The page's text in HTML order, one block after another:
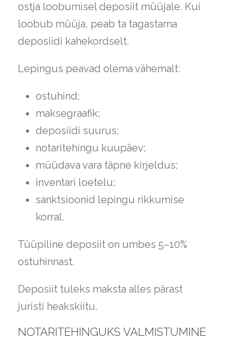
ostja loobumisel deposiit müüjale. Kui
loobub müüja, peab ta tagastama
deposiidi kahekordselt.
Lepingus peavad olema vähemalt:
ostuhind;
maksegraafik;
deposiidi suurus;
notaritehingu kuupäev;
müüdava vara täpne kirjeldus;
inventari loetelu;
sanktsioonid lepingu rikkumise
korral.
Tüüpiline deposiit on umbes 5–10%
ostuhinnast.
Deposiit tuleks maksta alles pärast
juristi heakskiitu.
NOTARITEHINGUKS VALMISTUMINE